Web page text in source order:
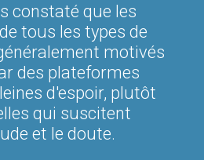
constaté que les
tous les types de
motivés
des plateformes
d'espoir, plutôt
qui suscitent
et le doute.